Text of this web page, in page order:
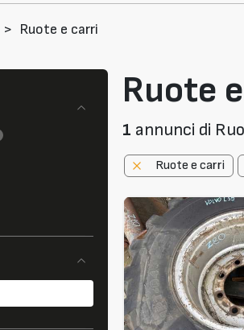
> Ruote e carri
Ruote
1 annunci di
Ruote e carri